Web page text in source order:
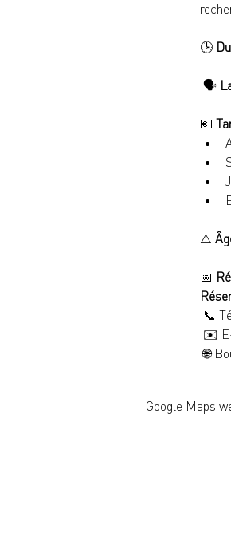
🕒
🗣️
💶
⚠️
📅
📞
✉️
🌐
Google Maps